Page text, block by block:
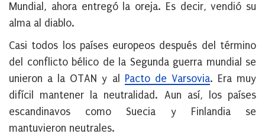
Mundial, ahora entregó la oreja. Es decir, vendió su
alma al diablo.
Casi todos los países europeos después del término
del conflicto bélico de la Segunda guerra mundial se
unieron a la OTAN y al
Pacto de Varsovia. Era muy
difícil mantener la neutralidad. Aun así, los países
escandinavos como Suecia y Finlandia se
mantuvieron neutrales.